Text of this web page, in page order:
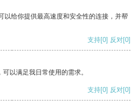
以给你提供最高速度和安全性的连接，并帮
支持[0] 反对[0]
以满足我日常使用的需求。
支持[0] 反对[0]